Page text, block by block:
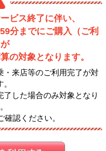
ビス終了に伴い、
分までにご購入（ご利
の対象となります。
来店等のご利用完了が対
した場合のみ対象となり
確認ください。